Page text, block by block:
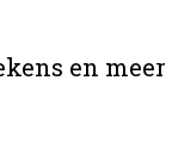
en